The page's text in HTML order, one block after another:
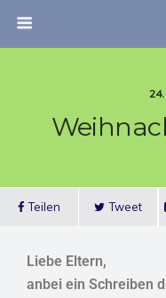
Teilen Tweet
Liebe Eltern,
anbei ein Schreiben